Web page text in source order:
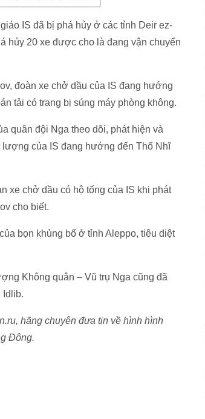
IS đã bị phá hủy ở các tỉnh Deir ez-
hủy 20 xe được cho là đang vận chuyển
đoàn xe chở dầu của IS đang hướng
tải có trang bị súng máy phòng không.
quân đội Nga theo dõi, phát hiện và
lượng của IS đang hướng đến Thổ Nhĩ
xe chở dầu có hộ tống của IS khi phát
cho biết.
bọn khủng bố ở tỉnh Aleppo, tiêu diệt
Không quân – Vũ trụ Nga cũng đã
Idlib.
hãng chuyên đưa tin về hình hình
Đông.